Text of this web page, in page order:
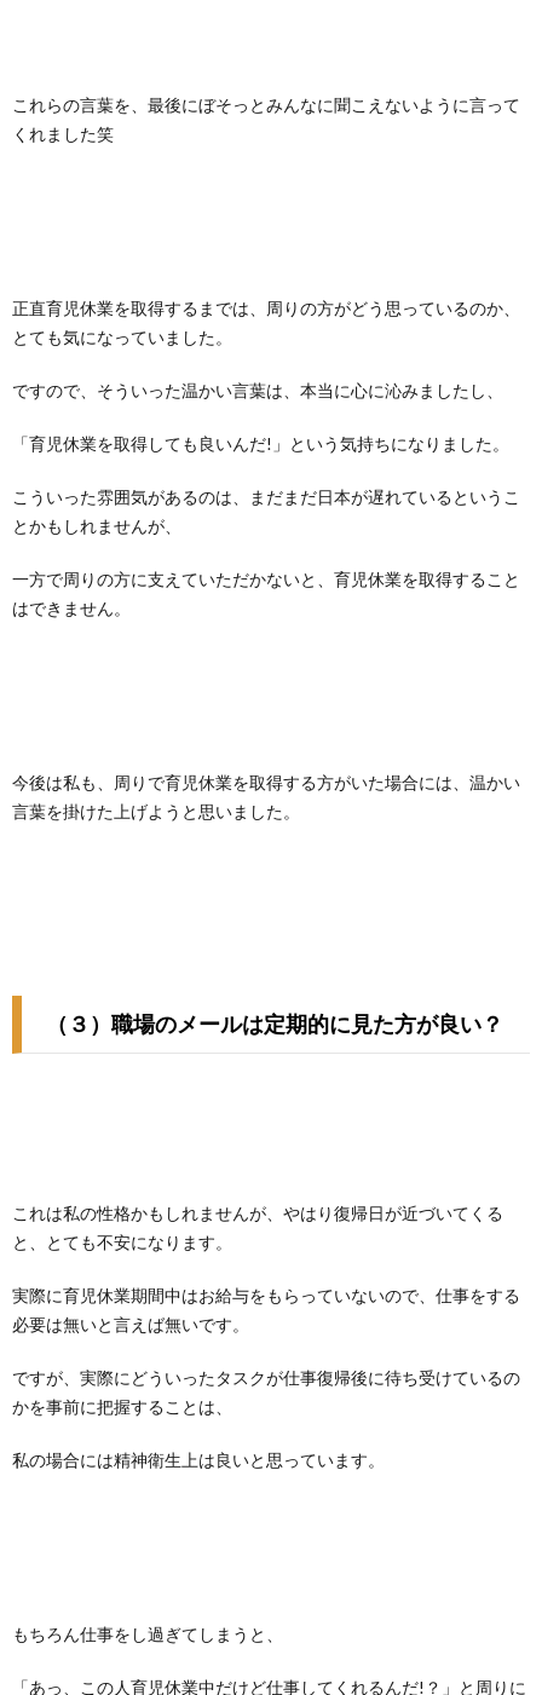
これらの言葉を、最後にぼそっとみんなに聞こえないように言って
くれました笑
正直育児休業を取得するまでは、周りの方がどう思っているのか、
とても気になっていました。
ですので、そういった温かい言葉は、本当に心に沁みましたし、
「育児休業を取得しても良いんだ!」という気持ちになりました。
こういった雰囲気があるのは、まだまだ日本が遅れているというこ
とかもしれませんが、
一方で周りの方に支えていただかないと、育児休業を取得すること
はできません。
今後は私も、周りで育児休業を取得する方がいた場合には、温かい
言葉を掛けた上げようと思いました。
（３）職場のメールは定期的に見た方が良い？
これは私の性格かもしれませんが、やはり復帰日が近づいてくる
と、とても不安になります。
実際に育児休業期間中はお給与をもらっていないので、仕事をする
必要は無いと言えば無いです。
ですが、実際にどういったタスクが仕事復帰後に待ち受けているの
かを事前に把握することは、
私の場合には精神衛生上は良いと思っています。
もちろん仕事をし過ぎてしまうと、
「あっ、この人育児休業中だけど仕事してくれるんだ!？」と周りに